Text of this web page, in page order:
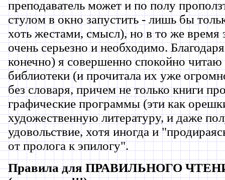
преподаватель может и по полу
стулом в окно запустить - лишь бы
хоть жестами, смысл), но в то же время
очень серьезно и необходимо.
конечно) я совершенно спокойно читаю
библиотеки (и прочитала их уже
без словаря, причем не только книги
графические программы (эти как
художественную литературу, и даже
удовольствие, хотя иногда и
от пролога к эпилогу".
Правила для ПРАВИЛЬНОГО